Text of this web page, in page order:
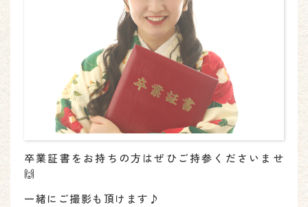
卒業証書をお持ちの方はぜひご持参くださいませ
🙌
一緒にご撮影も頂けます♪